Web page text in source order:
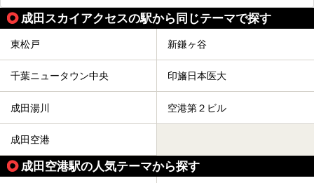
成田スカイアクセスの駅から同じテーマで探す
東松戸 新鎌ヶ谷
千葉ニュータウン中央 印旛日本医大
成田湯川 空港第２ビル
成田空港
成田空港駅の人気テーマから探す